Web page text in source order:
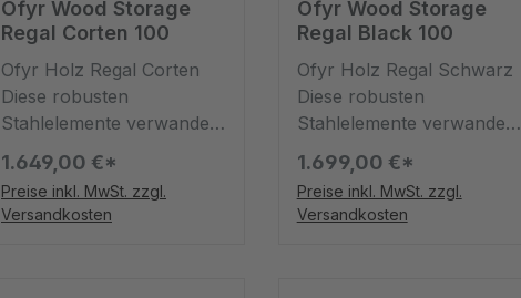
Ofyr Wood Storage
Regal Corten 100
Ofyr Holz Regal Corten
Diese robusten
Stahlelemente verwandeln
einen Stapel Holz in ein
attraktives,
gutzusehendes Deko-
Objekt. Die abdeckbaren
1.649,00 €*
Preise inkl. MwSt. zzgl.
Versandkosten
Ofyr Wood Storage
Regal Black 100
Ofyr Holz Regal Schwarz
Diese robusten
Stahlelemente verwandeln
einen Stapel Holz in ein
attraktives, gut
aussehendes Deko-
Objekt. Dabei handelt es
1.699,00 €*
Preise inkl. MwSt. zzgl.
Versandkosten